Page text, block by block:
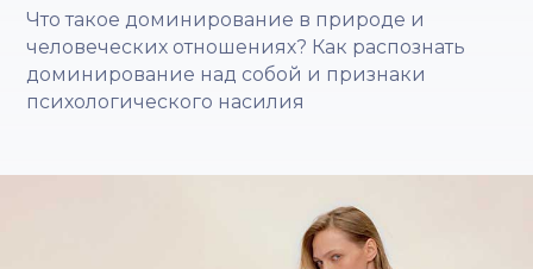
Что такое доминирование в природе и
человеческих отношениях? Как распознать
доминирование над собой и признаки
психологического насилия